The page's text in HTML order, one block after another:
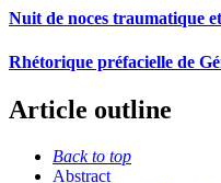
Nuit de noces traumatique
Rhétorique préfacielle de
Article outline
Back to top
Abstract